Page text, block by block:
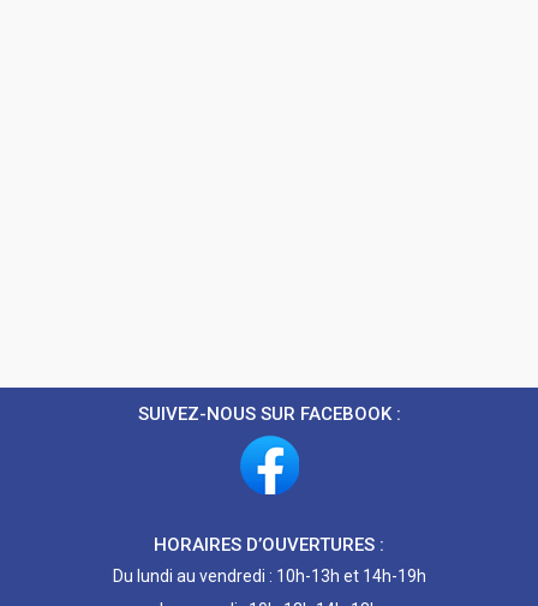
SUIVEZ-NOUS SUR FACEBOOK :
HORAIRES D’OUVERTURES :
Du lundi au vendredi : 10h-13h et 14h-19h